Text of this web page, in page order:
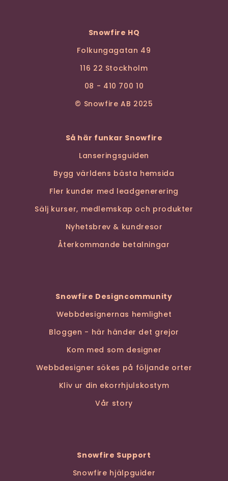
Snowfire HQ
Folkungagatan 49
116 22 Stockholm
08 - 410 700 10
© Snowfire AB 2025
Så här funkar Snowfire
Lanseringsguiden
Bygg världens bästa hemsida
Fler kunder med leadgenerering
Sälj kurser, medlemskap och produkter
Nyhetsbrev & kundresor
Återkommande betalningar
Snowfire Designcommunity
Webbdesignernas hemlighet
Bloggen - här händer det grejor
Kom med som designer
Webbdesigner sökes på följande orter
Kliv ur din ekorrhjulskostym
Vår story
Snowfire Support
Snowfire hjälpguider